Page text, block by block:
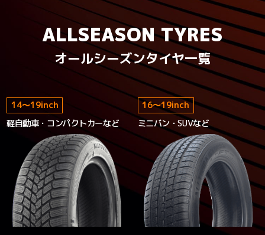
ALLSEASON TYRES
オールシーズンタイヤ一覧
14～19inch
軽自動車・コンパクトカーなど
16～19inch
ミニバン・SUVなど